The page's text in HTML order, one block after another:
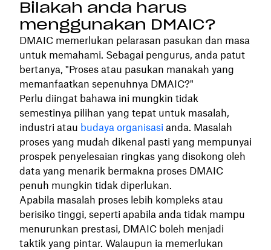
Bilakah anda harus
menggunakan DMAIC?
DMAIC memerlukan pelarasan pasukan dan masa
untuk memahami. Sebagai pengurus, anda patut
bertanya, "Proses atau pasukan manakah yang
memanfaatkan sepenuhnya DMAIC?"
Perlu diingat bahawa ini mungkin tidak
semestinya pilihan yang tepat untuk masalah,
industri atau budaya organisasi anda. Masalah
proses yang mudah dikenal pasti yang mempunyai
prospek penyelesaian ringkas yang disokong oleh
data yang menarik bermakna proses DMAIC
penuh mungkin tidak diperlukan.
Apabila masalah proses lebih kompleks atau
berisiko tinggi, seperti apabila anda tidak mampu
menurunkan prestasi, DMAIC boleh menjadi
taktik yang pintar. Walaupun ia memerlukan